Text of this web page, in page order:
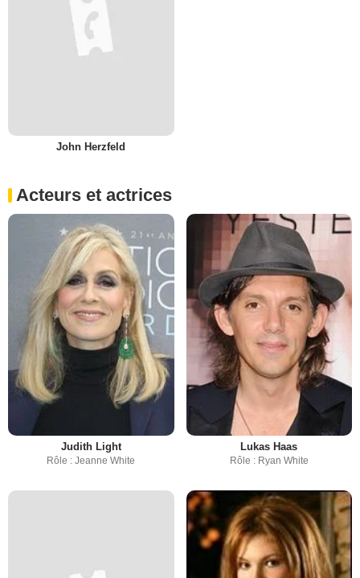
John Herzfeld
Acteurs et actrices
Judith Light
Rôle : Jeanne White
Lukas Haas
Rôle : Ryan White